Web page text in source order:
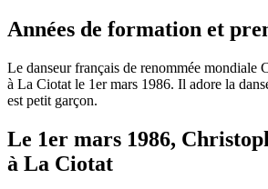
Années de formation et
Le danseur français de renommée mondiale
à La Ciotat le 1er mars 1986. Il adore la
est petit garçon.
Le 1er mars 1986,
à La Ciotat